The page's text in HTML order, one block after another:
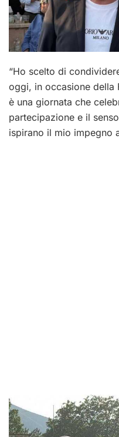
“Ho scelto di
oggi, in occasione della
è una giornata che
partecipazione e il
ispirano il mio impegno